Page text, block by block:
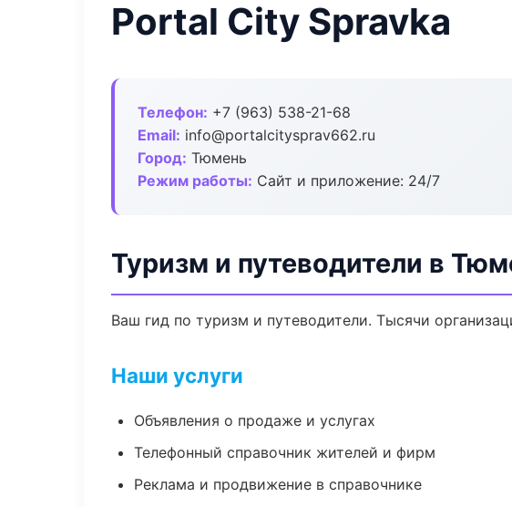
Portal City Spravka
Телефон: +7 (963) 538-21-68
Email: info@portalcitysprav662.ru
Город: Тюмень
Режим работы: Сайт и приложение: 24/7
Туризм и путеводители в
Ваш гид по туризм и путеводители. Тысячи
Наши услуги
Объявления о продаже и услугах
Телефонный справочник жителей и фирм
Реклама и продвижение в справочнике